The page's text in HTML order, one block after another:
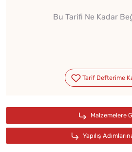
Bu Tarifi Ne Kadar